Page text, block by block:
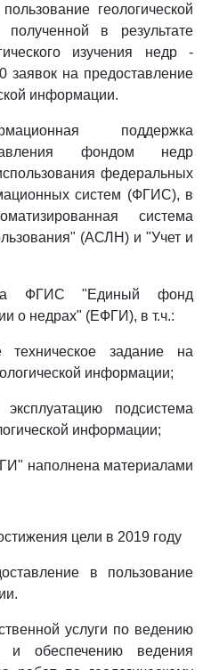
геологической
в результате
изучения недр -
заявок на предоставление
информации.
поддержка
фондом недр
федеральных
систем (ФГИС), в
система
(АСЛН) и "Учет и
ФГИС "Единый фонд
о недрах" (ЕФГИ), в т.ч.:
техническое задание на
информации;
подсистема
информации;
наполнена материалами
цели в 2019 году
в пользование
услуги по ведению
и обеспечению ведения